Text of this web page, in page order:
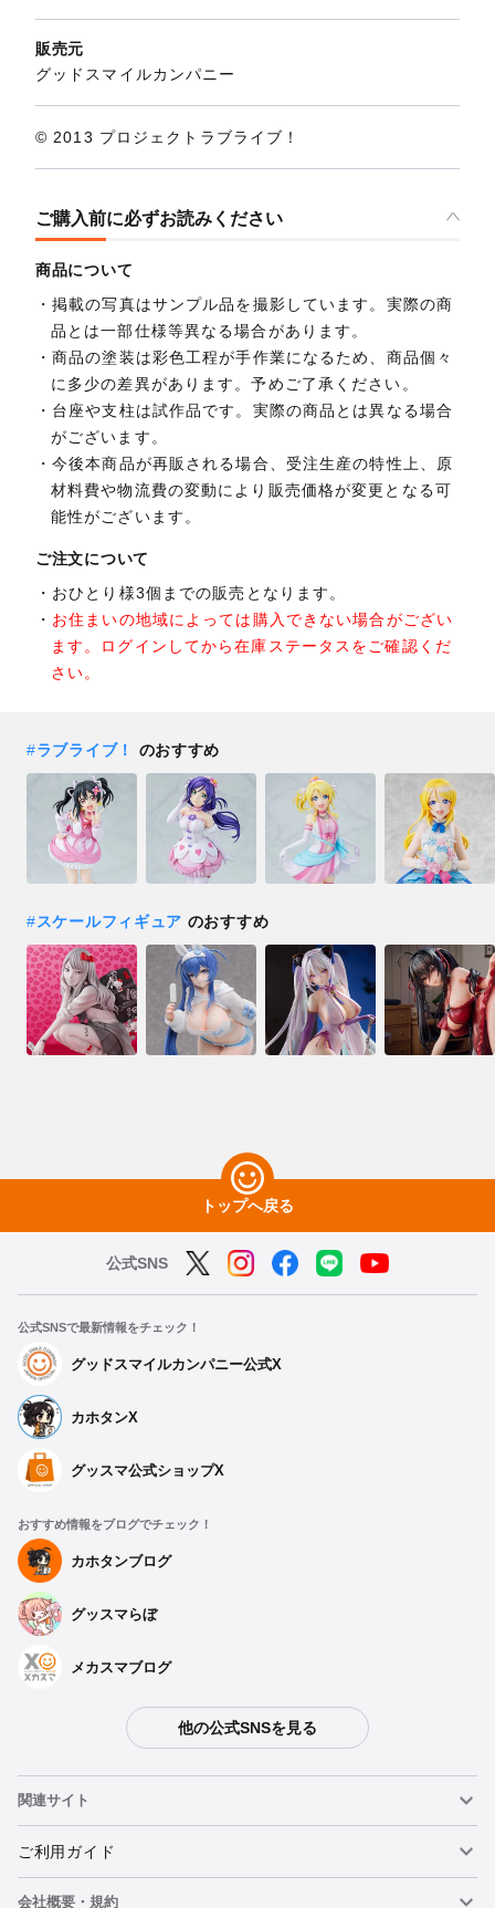
販売元
グッドスマイルカンパニー
© 2013 プロジェクトラブライブ！
ご購入前に必ずお読みください
商品について
掲載の写真はサンプル品を撮影しています。実際の商
品とは一部仕様等異なる場合があります。
商品の塗装は彩色工程が手作業になるため、商品個々
に多少の差異があります。予めご了承ください。
台座や支柱は試作品です。実際の商品とは異なる場合
がございます。
今後本商品が再販される場合、受注生産の特性上、原
材料費や物流費の変動により販売価格が変更となる可
能性がございます。
ご注文について
おひとり様3個までの販売となります。
お住まいの地域によっては購入できない場合がござい
ます。ログインしてから在庫ステータスをご確認くだ
さい。
#ラブライブ！ のおすすめ
#スケールフィギュア のおすすめ
トップへ戻る
公式SNS
公式SNSで最新情報をチェック！
グッドスマイルカンパニー公式X
カホタンX
グッスマ公式ショップX
おすすめ情報をブログでチェック！
カホタンブログ
グッスマらぼ
メカスマブログ
他の公式SNSを見る
関連サイト
ねんどろいど
ねんどろいどフェイスメーカー
ご利用ガイド
重要なお知らせ
会社概要・規約